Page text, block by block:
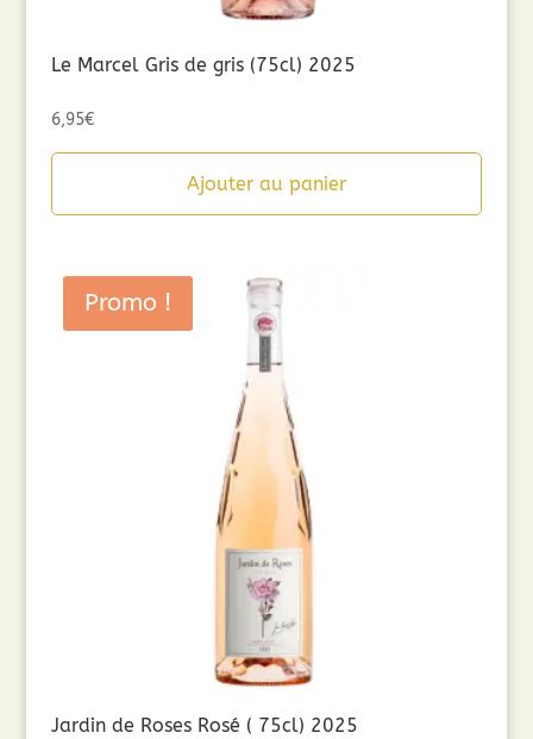
Le Marcel Gris de gris (75cl) 2025
6,95€
Ajouter au panier
Promo !
Jardin de Roses Rosé ( 75cl) 2025